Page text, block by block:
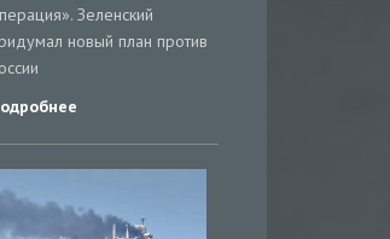
Зеленский
новый план против